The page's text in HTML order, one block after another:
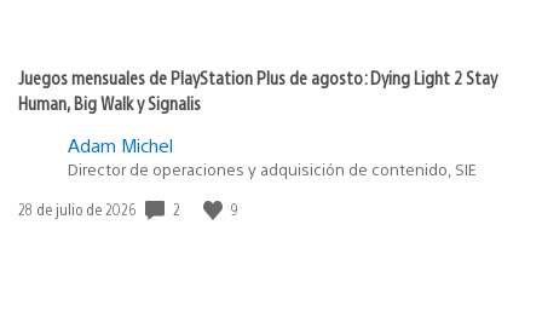
Juegos mensuales de PlayStation Plus de agosto: Dying Light 2 Stay
Human, Big Walk y Signalis
Adam Michel
Director de operaciones y adquisición de contenido, SIE
Fecha
28 de julio de 2026 2 9